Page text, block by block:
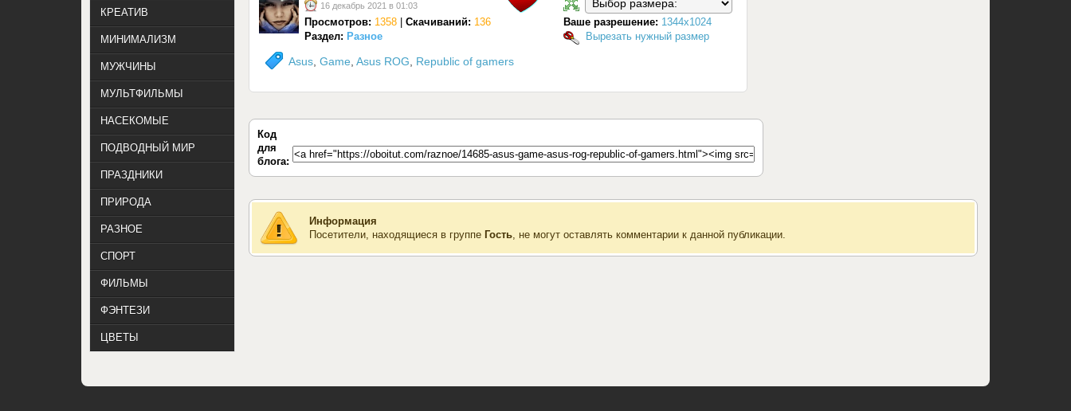
Asus Game Asus ROG Republic of gamers
16 декабрь 2021 в 01:03
Просмотров: 1358 Скачиваний: 136 Ваше разрешение: 1344x1024
Вырезать нужный размер
Раздел: Разное
Код
для
блога:
Информация
Посетители, находящиеся в группе Гость, не могут оставлять комментарии к данной публикации.
КРЕАТИВ
МИНИМАЛИЗМ
МУЖЧИНЫ
МУЛЬТФИЛЬМЫ
НАСЕКОМЫЕ
ПОДВОДНЫЙ МИР
ПРАЗДНИКИ
ПРИРОДА
РАЗНОЕ
СПОРТ
ФИЛЬМЫ
ФЭНТЕЗИ
ЦВЕТЫ